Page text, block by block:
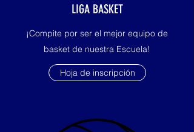
LIGA BASKET
¡Compite por ser el mejor equipo de
basket de nuestra Escuela!
Hoja de inscripción